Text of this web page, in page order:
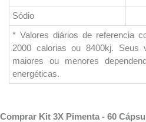
Sódio
* Valores diários de referencia
2000 calorias ou 8400kj. Seus
maiores ou menores
energéticas.
Comprar Kit 3X Pimenta - 60